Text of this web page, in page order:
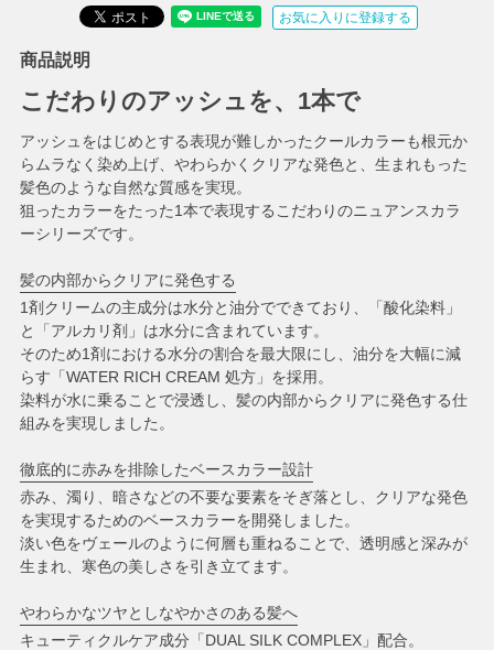
お気に入りに登録する
商品説明
こだわりのアッシュを、1本で
アッシュをはじめとする表現が難しかったクールカラーも根元か
らムラなく染め上げ、やわらかくクリアな発色と、生まれもった
髪色のような自然な質感を実現。
狙ったカラーをたった1本で表現するこだわりのニュアンスカラ
ーシリーズです。
髪の内部からクリアに発色する
1剤クリームの主成分は水分と油分でできており、「酸化染料」
と「アルカリ剤」は水分に含まれています。
そのため1剤における水分の割合を最大限にし、油分を大幅に減
らす「WATER RICH CREAM 処方」を採用。
染料が水に乗ることで浸透し、髪の内部からクリアに発色する仕
組みを実現しました。
徹底的に赤みを排除したベースカラー設計
赤み、濁り、暗さなどの不要な要素をそぎ落とし、クリアな発色
を実現するためのベースカラーを開発しました。
淡い色をヴェールのように何層も重ねることで、透明感と深みが
生まれ、寒色の美しさを引き立てます。
やわらかなツヤとしなやかさのある髪へ
キューティクルケア成分「DUAL SILK COMPLEX」配合。